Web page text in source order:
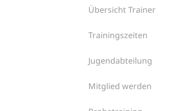
Übersicht Trainer
Trainingszeiten
Jugendabteilung
Mitglied werden